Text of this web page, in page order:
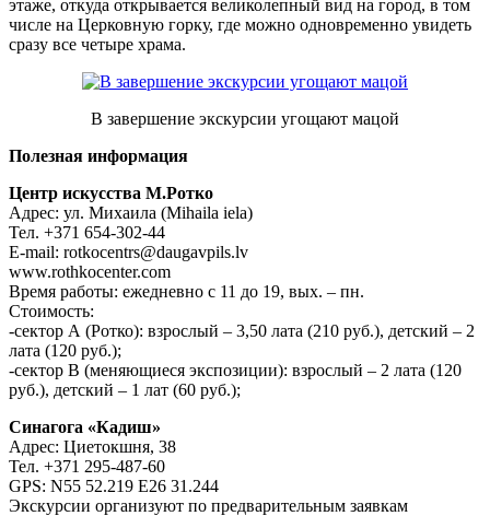
этаже, откуда открывается великолепный вид на город, в том
числе на Церковную горку, где можно одновременно увидеть
сразу все четыре храма.
В завершение экскурсии угощают мацой
Полезная информация
Центр искусства М.Ротко
Адрес: ул. Михаила (Mihaila iela)
Тел. +371 654-302-44
E-mail: rotkocentrs@daugavpils.lv
www.rothkocenter.com
Время работы: ежедневно с 11 до 19, вых. – пн.
Стоимость:
-сектор А (Ротко): взрослый – 3,50 лата (210 руб.), детский – 2
лата (120 руб.);
-сектор B (меняющиеся экспозиции): взрослый – 2 лата (120
руб.), детский – 1 лат (60 руб.);
Синагога «Кадиш»
Адрес: Циетокшня, 38
Тел. +371 295-487-60
GPS: N55 52.219 E26 31.244
Экскурсии организуют по предварительным заявкам